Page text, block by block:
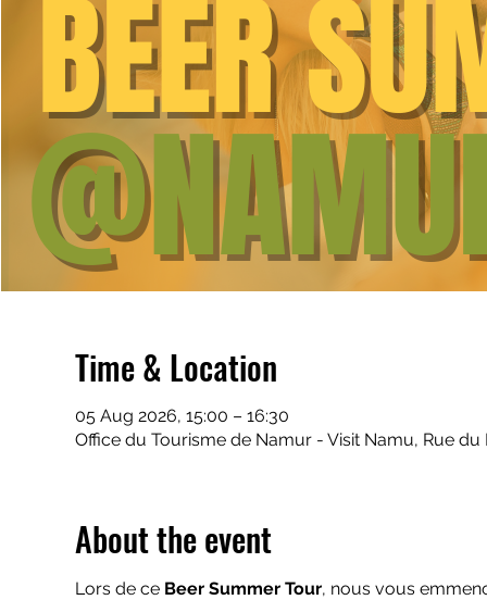
Time & Location
05 Aug 2026, 15:00 – 16:30
Office du Tourisme de Namur - Visit Namu, Rue
About the event
Lors de ce Beer Summer Tour, nous vous